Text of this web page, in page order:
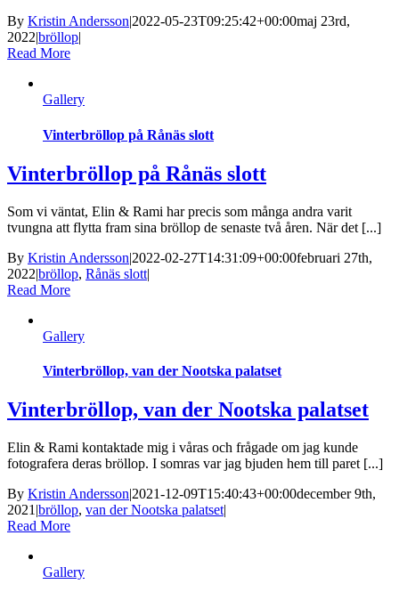
By Kristin Andersson|2022-05-23T09:25:42+00:00maj 23rd,
2022|bröllop|
Read More
Gallery
Vinterbröllop på Rånäs slott
Vinterbröllop på Rånäs slott
Som vi väntat, Elin & Rami har precis som många andra varit
tvungna att flytta fram sina bröllop de senaste två åren. När det [...]
By Kristin Andersson|2022-02-27T14:31:09+00:00februari 27th,
2022|bröllop, Rånäs slott|
Read More
Gallery
Vinterbröllop, van der Nootska palatset
Vinterbröllop, van der Nootska palatset
Elin & Rami kontaktade mig i våras och frågade om jag kunde
fotografera deras bröllop. I somras var jag bjuden hem till paret [...]
By Kristin Andersson|2021-12-09T15:40:43+00:00december 9th,
2021 |bröllop, van der Nootska palatset|
Read More
Gallery